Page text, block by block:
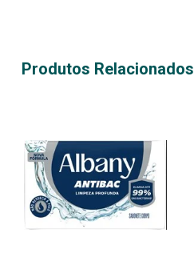
Produtos Relacionados